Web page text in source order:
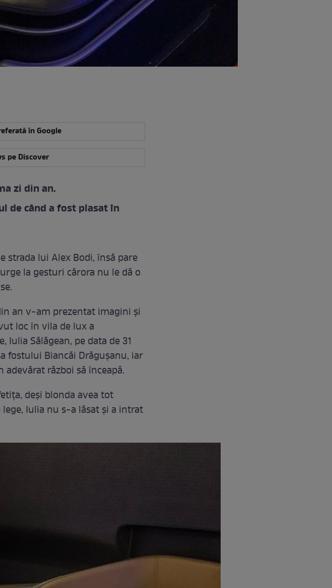
în Google
pe Discover
zi din an.
de când a fost plasat în
strada lui Alex Bodi, însă pare
la gesturi cărora nu le dă o
an v-am prezentat imagini și
loc în vila de lux a
Sălăgean, pe data de 31
fostului Biancăi Drăgușanu, iar
război să înceapă.
deși blonda avea tot
Iulia nu s-a lăsat și a intrat